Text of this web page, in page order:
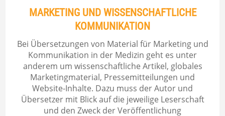
MARKETING UND WISSENSCHAFTLICHE
KOMMUNIKATION
Bei Übersetzungen von Material für Marketing und
Kommunikation in der Medizin geht es unter
anderem um wissenschaftliche Artikel, globales
Marketingmaterial, Pressemitteilungen und
Website-Inhalte. Dazu muss der Autor und
Übersetzer mit Blick auf die jeweilige Leserschaft
und den Zweck der Veröffentlichung